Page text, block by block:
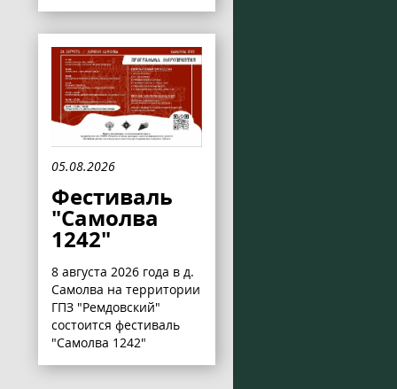
05.08.2026
Фестиваль
"Самолва
1242"
8 августа 2026 года в д.
Самолва на территории
ГПЗ "Ремдовский"
состоится фестиваль
"Самолва 1242"